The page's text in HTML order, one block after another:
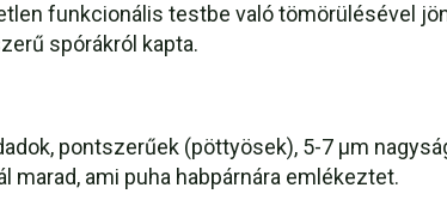
funkcionális testbe való tömörülésével
spórákról kapta.
pontszerűek (pöttyösek), 5-7 µm
ami puha habpárnára emlékeztet.